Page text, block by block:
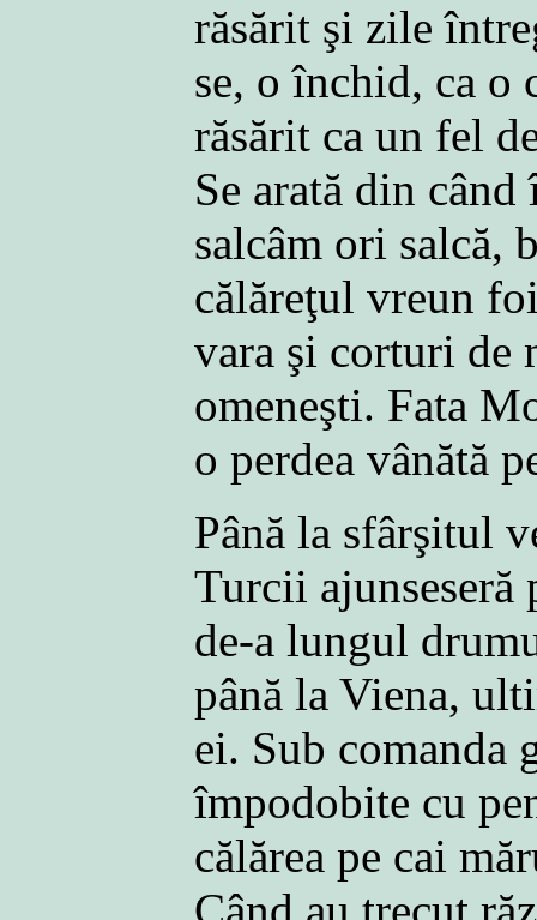
răsărit şi zile
se, o închid, ca o
răsărit ca un fel
Se arată din
salcâm ori salcă,
călăreţul vreun
vara şi corturi de
omeneşti. Fata
o perdea vânătă
Până la sfârşitul
Turcii ajunseseră
de-a lungul
până la Viena,
ei. Sub comanda
împodobite cu
călărea pe cai